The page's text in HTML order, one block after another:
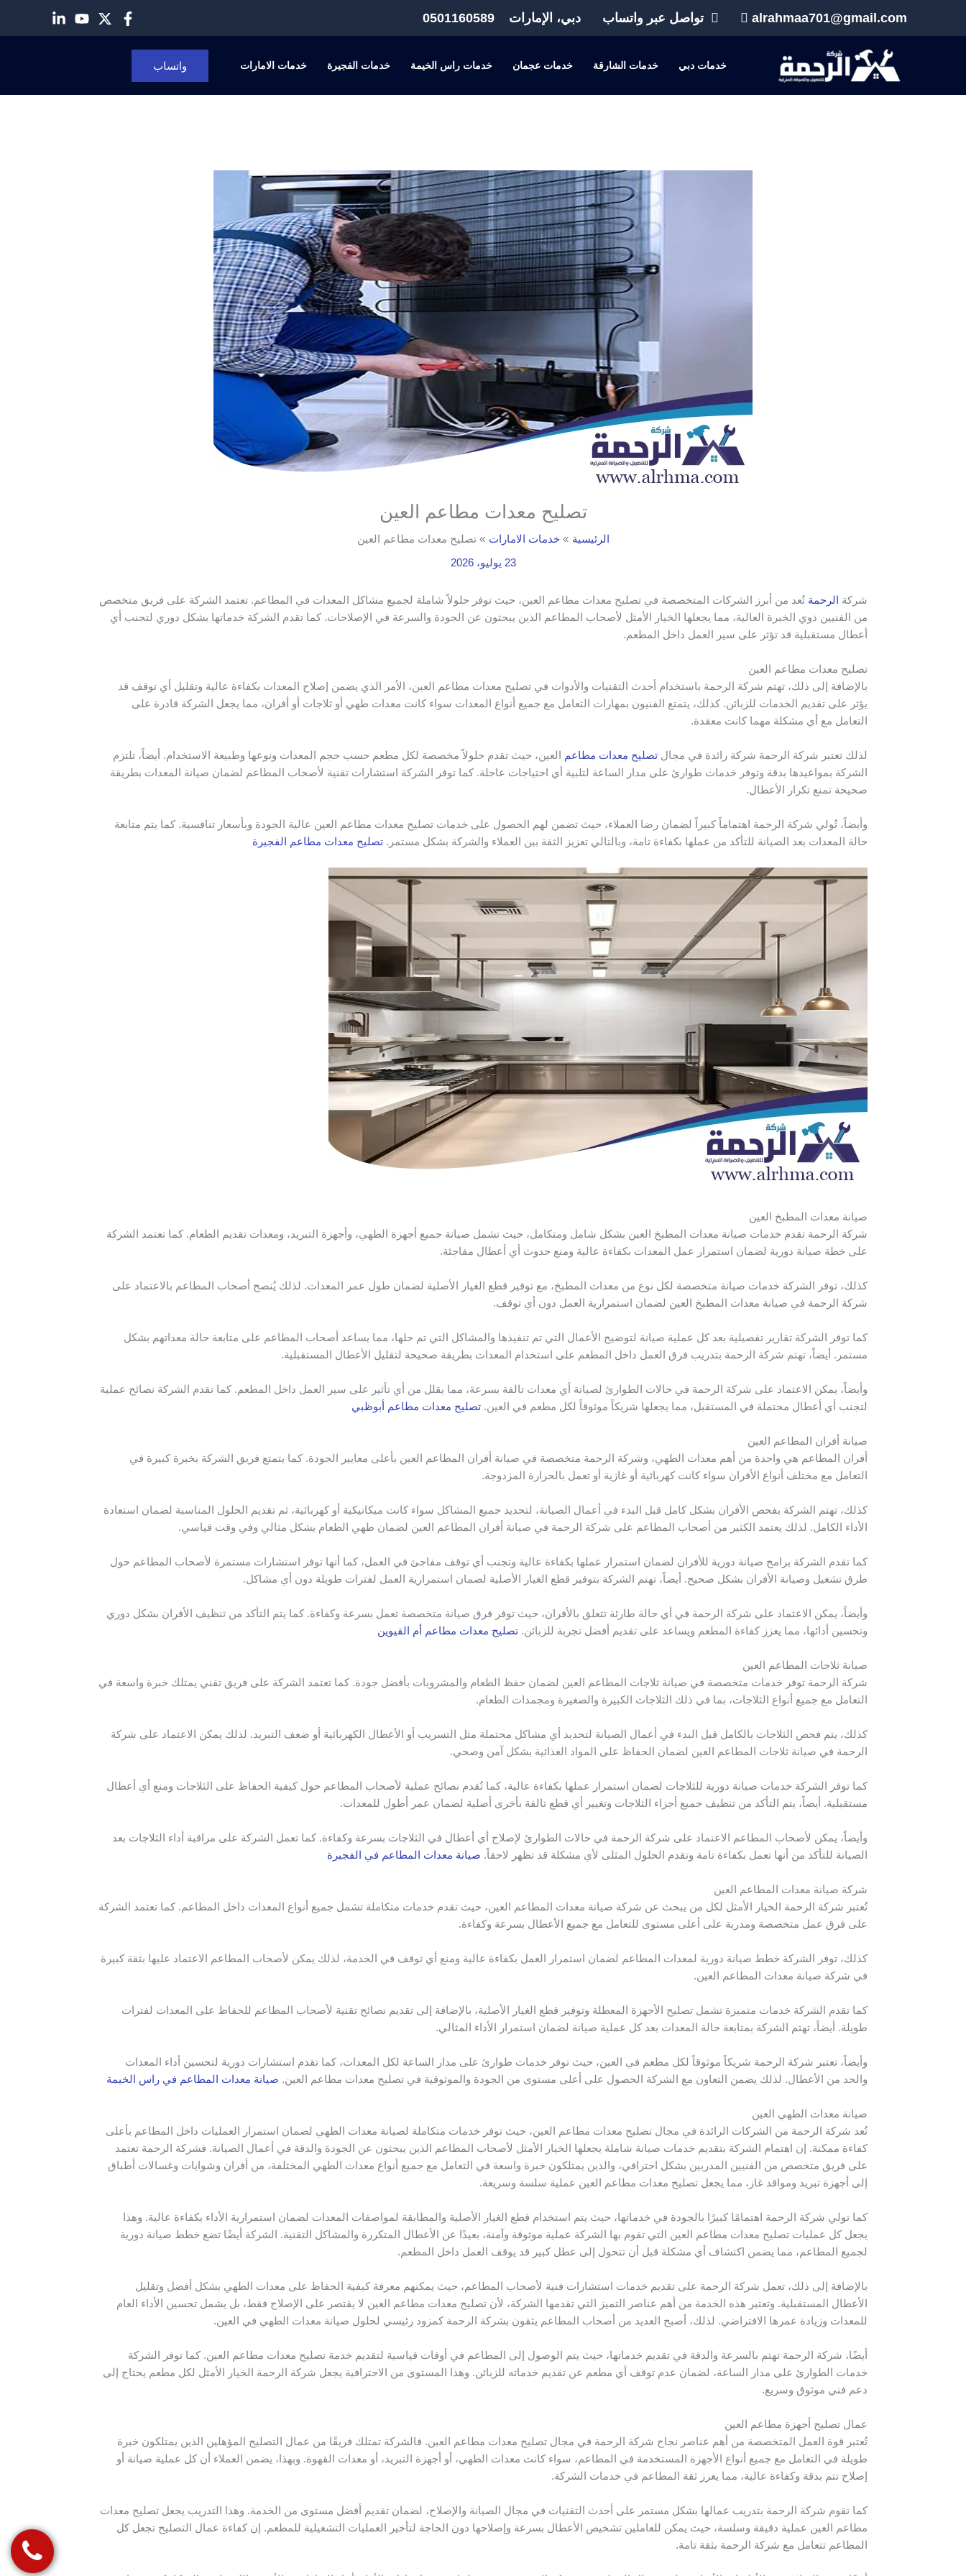
alrahmaa701@gmail.com تواصل عبر واتساب دبي، الإمارات 0501160589
خدمات دبي خدمات الشارقة خدمات عجمان خدمات راس الخيمة خدمات الفجيرة خدمات الامارات واتساب
تصليح معدات مطاعم العين
الرئيسية خدمات الامارات
تصليح معدات مطاعم العين
23 يوليو، 2026
شركة الرحمة تُعد من أبرز الشركات المتخصصة في تصليح معدات مطاعم العين، حيث توفر حلولاً شاملة لجميع مشاكل المعدات في المطاعم. تعتمد الشركة على فريق متخصص
من الفنيين ذوي الخبرة العالية، مما يجعلها الخيار الأمثل لأصحاب المطاعم الذين يبحثون عن الجودة والسرعة في الإصلاحات. كما تقدم الشركة خدماتها بشكل دوري لتجنب أي
أعطال مستقبلية قد تؤثر على سير العمل داخل المطعم.
تصليح معدات مطاعم العين
بالإضافة إلى ذلك، تهتم شركة الرحمة باستخدام أحدث التقنيات والأدوات في تصليح معدات مطاعم العين، الأمر الذي يضمن إصلاح المعدات بكفاءة عالية وتقليل أي توقف قد
يؤثر على تقديم الخدمات للزبائن. كذلك، يتمتع الفنيون بمهارات التعامل مع جميع أنواع المعدات سواء كانت معدات طهي أو ثلاجات أو أفران، مما يجعل الشركة قادرة على
التعامل مع أي مشكلة مهما كانت معقدة.
لذلك تعتبر شركة الرحمة شركة رائدة في مجال تصليح معدات مطاعم العين، حيث تقدم حلولاً مخصصة لكل مطعم حسب حجم المعدات ونوعها وطبيعة الاستخدام. أيضاً، تلتزم
الشركة بمواعيدها بدقة وتوفر خدمات طوارئ على مدار الساعة لتلبية أي احتياجات عاجلة. كما توفر الشركة استشارات تقنية لأصحاب المطاعم لضمان صيانة المعدات بطريقة
صحيحة تمنع تكرار الأعطال.
وأيضاً، تُولي شركة الرحمة اهتماماً كبيراً لضمان رضا العملاء، حيث تضمن لهم الحصول على خدمات تصليح معدات مطاعم العين عالية الجودة وبأسعار تنافسية. كما يتم متابعة
حالة المعدات بعد الصيانة للتأكد من عملها بكفاءة تامة، وبالتالي تعزيز الثقة بين العملاء والشركة بشكل مستمر. تصليح معدات مطاعم الفجيرة
صيانة معدات المطبخ العين
شركة الرحمة تقدم خدمات صيانة معدات المطبخ العين بشكل شامل ومتكامل، حيث تشمل صيانة جميع أجهزة الطهي، وأجهزة التبريد، ومعدات تقديم الطعام. كما تعتمد الشركة
على خطة صيانة دورية لضمان استمرار عمل المعدات بكفاءة عالية ومنع حدوث أي أعطال مفاجئة.
كذلك، توفر الشركة خدمات صيانة متخصصة لكل نوع من معدات المطبخ، مع توفير قطع الغيار الأصلية لضمان طول عمر المعدات. لذلك يُنصح أصحاب المطاعم بالاعتماد على
شركة الرحمة في صيانة معدات المطبخ العين لضمان استمرارية العمل دون أي توقف.
كما توفر الشركة تقارير تفصيلية بعد كل عملية صيانة لتوضيح الأعمال التي تم تنفيذها والمشاكل التي تم حلها، مما يساعد أصحاب المطاعم على متابعة حالة معداتهم بشكل
مستمر. أيضاً، تهتم شركة الرحمة بتدريب فرق العمل داخل المطعم على استخدام المعدات بطريقة صحيحة لتقليل الأعطال المستقبلية.
وأيضاً، يمكن الاعتماد على شركة الرحمة في حالات الطوارئ لصيانة أي معدات تالفة بسرعة، مما يقلل من أي تأثير على سير العمل داخل المطعم. كما تقدم الشركة نصائح عملية
لتجنب أي أعطال محتملة في المستقبل، مما يجعلها شريكاً موثوقاً لكل مطعم في العين. تصليح معدات مطاعم أبوظبي
صيانة أفران المطاعم العين
أفران المطاعم هي واحدة من أهم معدات الطهي، وشركة الرحمة متخصصة في صيانة أفران المطاعم العين بأعلى معايير الجودة. كما يتمتع فريق الشركة بخبرة كبيرة في
التعامل مع مختلف أنواع الأفران سواء كانت كهربائية أو غازية أو تعمل بالحرارة المزدوجة.
كذلك، تهتم الشركة بفحص الأفران بشكل كامل قبل البدء في أعمال الصيانة، لتحديد جميع المشاكل سواء كانت ميكانيكية أو كهربائية، ثم تقديم الحلول المناسبة لضمان استعادة
الأداء الكامل. لذلك يعتمد الكثير من أصحاب المطاعم على شركة الرحمة في صيانة أفران المطاعم العين لضمان طهي الطعام بشكل مثالي وفي وقت قياسي.
كما تقدم الشركة برامج صيانة دورية للأفران لضمان استمرار عملها بكفاءة عالية وتجنب أي توقف مفاجئ في العمل، كما أنها توفر استشارات مستمرة لأصحاب المطاعم حول
طرق تشغيل وصيانة الأفران بشكل صحيح. أيضاً، تهتم الشركة بتوفير قطع الغيار الأصلية لضمان استمرارية العمل لفترات طويلة دون أي مشاكل.
وأيضاً، يمكن الاعتماد على شركة الرحمة في أي حالة طارئة تتعلق بالأفران، حيث توفر فرق صيانة متخصصة تعمل بسرعة وكفاءة. كما يتم التأكد من تنظيف الأفران بشكل دوري
وتحسين أدائها، مما يعزز كفاءة المطعم ويساعد على تقديم أفضل تجربة للزبائن. تصليح معدات مطاعم أم القيوين
صيانة ثلاجات المطاعم العين
شركة الرحمة توفر خدمات متخصصة في صيانة ثلاجات المطاعم العين لضمان حفظ الطعام والمشروبات بأفضل جودة. كما تعتمد الشركة على فريق تقني يمتلك خبرة واسعة في
التعامل مع جميع أنواع الثلاجات، بما في ذلك الثلاجات الكبيرة والصغيرة ومجمدات الطعام.
كذلك، يتم فحص الثلاجات بالكامل قبل البدء في أعمال الصيانة لتحديد أي مشاكل محتملة مثل التسريب أو الأعطال الكهربائية أو ضعف التبريد. لذلك يمكن الاعتماد على شركة
الرحمة في صيانة ثلاجات المطاعم العين لضمان الحفاظ على المواد الغذائية بشكل آمن وصحي.
كما توفر الشركة خدمات صيانة دورية للثلاجات لضمان استمرار عملها بكفاءة عالية، كما تُقدم نصائح عملية لأصحاب المطاعم حول كيفية الحفاظ على الثلاجات ومنع أي أعطال
مستقبلية. أيضاً، يتم التأكد من تنظيف جميع أجزاء الثلاجات وتغيير أي قطع تالفة بأخرى أصلية لضمان عمر أطول للمعدات.
وأيضاً، يمكن لأصحاب المطاعم الاعتماد على شركة الرحمة في حالات الطوارئ لإصلاح أي أعطال في الثلاجات بسرعة وكفاءة. كما تعمل الشركة على مراقبة أداء الثلاجات بعد
الصيانة للتأكد من أنها تعمل بكفاءة تامة وتقدم الحلول المثلى لأي مشكلة قد تظهر لاحقاً. صيانة معدات المطاعم في الفجيرة
شركة صيانة معدات المطاعم العين
تُعتبر شركة الرحمة الخيار الأمثل لكل من يبحث عن شركة صيانة معدات المطاعم العين، حيث تقدم خدمات متكاملة تشمل جميع أنواع المعدات داخل المطاعم. كما تعتمد الشركة
على فرق عمل متخصصة ومدربة على أعلى مستوى للتعامل مع جميع الأعطال بسرعة وكفاءة.
كذلك، توفر الشركة خطط صيانة دورية لمعدات المطاعم لضمان استمرار العمل بكفاءة عالية ومنع أي توقف في الخدمة، لذلك يمكن لأصحاب المطاعم الاعتماد عليها بثقة كبيرة
في شركة صيانة معدات المطاعم العين.
كما تقدم الشركة خدمات متميزة تشمل تصليح الأجهزة المعطلة وتوفير قطع الغيار الأصلية، بالإضافة إلى تقديم نصائح تقنية لأصحاب المطاعم للحفاظ على المعدات لفترات
طويلة. أيضاً، تهتم الشركة بمتابعة حالة المعدات بعد كل عملية صيانة لضمان استمرار الأداء المثالي.
وأيضاً، تعتبر شركة الرحمة شريكاً موثوقاً لكل مطعم في العين، حيث توفر خدمات طوارئ على مدار الساعة لكل المعدات، كما تقدم استشارات دورية لتحسين أداء المعدات
والحد من الأعطال. لذلك يضمن التعاون مع الشركة الحصول على أعلى مستوى من الجودة والموثوقية في تصليح معدات مطاعم العين. صيانة معدات المطاعم في راس الخيمة
صيانة معدات الطهي العين
تُعد شركة الرحمة من الشركات الرائدة في مجال تصليح معدات مطاعم العين، حيث توفر خدمات متكاملة لصيانة معدات الطهي لضمان استمرار العمليات داخل المطاعم بأعلى
كفاءة ممكنة. إن اهتمام الشركة بتقديم خدمات صيانة شاملة يجعلها الخيار الأمثل لأصحاب المطاعم الذين يبحثون عن الجودة والدقة في أعمال الصيانة. فشركة الرحمة تعتمد
على فريق متخصص من الفنيين المدربين بشكل احترافي، والذين يمتلكون خبرة واسعة في التعامل مع جميع أنواع معدات الطهي المختلفة، من أفران وشوايات وغسالات أطباق
إلى أجهزة تبريد ومواقد غاز، مما يجعل تصليح معدات مطاعم العين عملية سلسة وسريعة.
كما تولي شركة الرحمة اهتمامًا كبيرًا بالجودة في خدماتها، حيث يتم استخدام قطع الغيار الأصلية والمطابقة لمواصفات المعدات لضمان استمرارية الأداء بكفاءة عالية. وهذا
يجعل كل عمليات تصليح معدات مطاعم العين التي تقوم بها الشركة عملية موثوقة وآمنة، بعيدًا عن الأعطال المتكررة والمشاكل التقنية. الشركة أيضًا تضع خطط صيانة دورية
لجميع المطاعم، مما يضمن اكتشاف أي مشكلة قبل أن تتحول إلى عطل كبير قد يوقف العمل داخل المطعم.
بالإضافة إلى ذلك، تعمل شركة الرحمة على تقديم خدمات استشارات فنية لأصحاب المطاعم، حيث يمكنهم معرفة كيفية الحفاظ على معدات الطهي بشكل أفضل وتقليل
الأعطال المستقبلية. وتعتبر هذه الخدمة من أهم عناصر التميز التي تقدمها الشركة، لأن تصليح معدات مطاعم العين لا يقتصر على الإصلاح فقط، بل يشمل تحسين الأداء العام
للمعدات وزيادة عمرها الافتراضي. لذلك، أصبح العديد من أصحاب المطاعم يثقون بشركة الرحمة كمزود رئيسي لحلول صيانة معدات الطهي في العين.
أيضًا، شركة الرحمة تهتم بالسرعة والدقة في تقديم خدماتها، حيث يتم الوصول إلى المطاعم في أوقات قياسية لتقديم خدمة تصليح معدات مطاعم العين. كما توفر الشركة
خدمات الطوارئ على مدار الساعة، لضمان عدم توقف أي مطعم عن تقديم خدماته للزبائن. وهذا المستوى من الاحترافية يجعل شركة الرحمة الخيار الأمثل لكل مطعم يحتاج إلى
دعم فني موثوق وسريع.
عمال تصليح أجهزة مطاعم العين
تُعتبر قوة العمل المتخصصة من أهم عناصر نجاح شركة الرحمة في مجال تصليح معدات مطاعم العين. فالشركة تمتلك فريقًا من عمال التصليح المؤهلين الذين يمتلكون خبرة
طويلة في التعامل مع جميع أنواع الأجهزة المستخدمة في المطاعم، سواء كانت معدات الطهي، أو أجهزة التبريد، أو معدات القهوة. وبهذا، يضمن العملاء أن كل عملية صيانة أو
إصلاح تتم بدقة وكفاءة عالية، مما يعزز ثقة المطاعم في خدمات الشركة.
كما تقوم شركة الرحمة بتدريب عمالها بشكل مستمر على أحدث التقنيات في مجال الصيانة والإصلاح، لضمان تقديم أفضل مستوى من الخدمة. وهذا التدريب يجعل تصليح معدات
مطاعم العين عملية دقيقة وسلسة، حيث يمكن للعاملين تشخيص الأعطال بسرعة وإصلاحها دون الحاجة لتأخير العمليات التشغيلية للمطعم. إن كفاءة عمال التصليح تجعل كل
المطاعم تتعامل مع شركة الرحمة بثقة تامة.